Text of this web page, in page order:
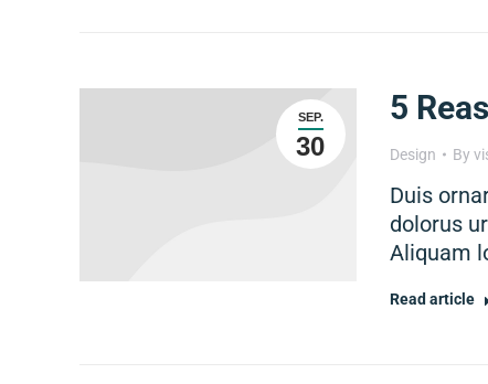
SEP.
30
5
Design By
Duis
dolorus
Aliquam
Read article